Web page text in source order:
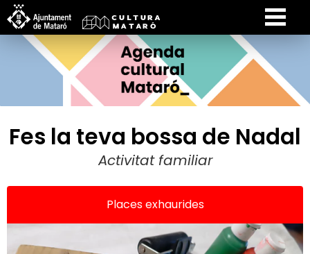
Fes la teva bossa de Nadal
Activitat familiar
Places exhaurides